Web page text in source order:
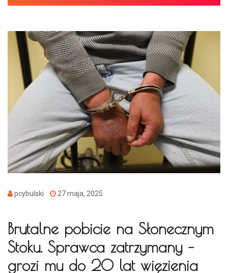
pcybulski 27 maja, 2025
Brutalne pobicie na Słonecznym
Stoku. Sprawca zatrzymany –
grozi mu do 20 lat więzienia